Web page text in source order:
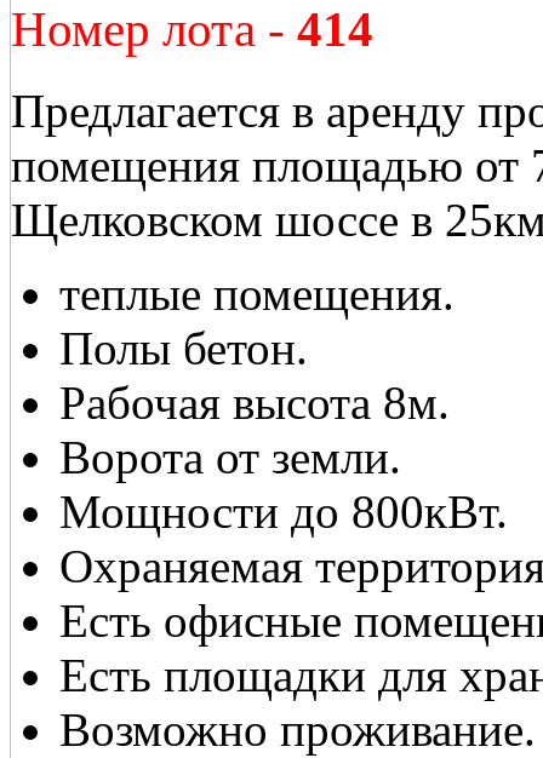
Номер лота - 414
Предлагается в аренду
помещения площадью от
Щелковском шоссе в
теплые помещения.
Полы бетон.
Рабочая высота 8м.
Ворота от земли.
Мощности до 800кВт.
Охраняемая
Есть офисные
Есть площадки для
Возможно проживание.